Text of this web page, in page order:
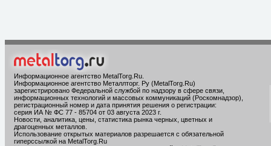
Информационное агентство MetalTorg.Ru
Информационное агентство Металлторг. Ру (MetalTorg.Ru)
зарегистрировано Федеральной службой по надзору в сфере связи,
информационных технологий и массовых коммуникаций (Роскомнадзор),
регистрационный номер и дата принятия решения о регистрации:
серия ИА № ФС 77 - 85704 от 03 августа 2023 г.
Новости, аналитика, цены, статистика рынка черных, цветных и
драгоценных металлов.
Использование открытых материалов разрешается с обязательной
гиперссылкой на MetalTorg.Ru